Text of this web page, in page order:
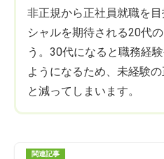
非正規から正社員就職を
シャルを期待される20代
う。30代になると職務経
ようになるため、未経験
と減ってしまいます。
関連記事